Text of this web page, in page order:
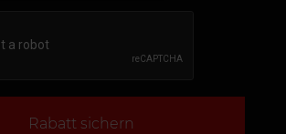
Rabatt sichern